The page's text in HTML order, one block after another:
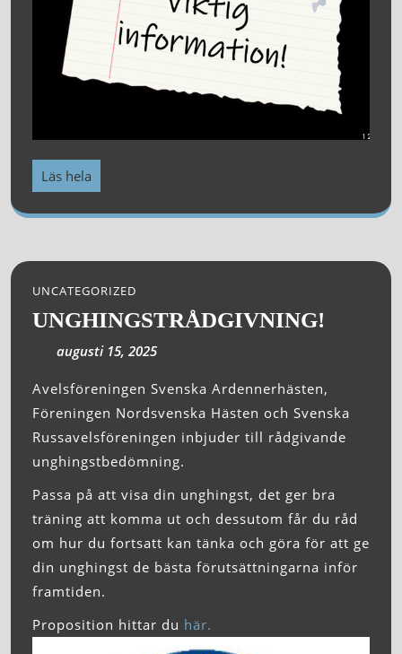
Läs hela
UNCATEGORIZED
UNGHINGSTRÅDGIVNING!
augusti 15, 2025
Avelsföreningen Svenska Ardennerhästen,
Föreningen Nordsvenska Hästen och Svenska
Russavelsföreningen inbjuder till rådgivande
unghingstbedömning.
Passa på att visa din unghingst, det ger bra
träning att komma ut och dessutom får du råd
om hur du fortsatt kan tänka och göra för att ge
din unghingst de bästa förutsättningarna inför
framtiden.
Proposition hittar du här.